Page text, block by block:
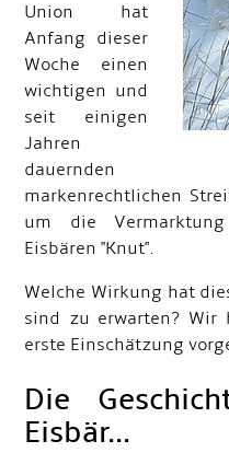
Union hat
Anfang dieser
Woche einen
wichtigen und
seit einigen
Jahren
dauernden
markenrechtlichen
um die
Eisbären "Knut".
Welche Wirkung hat
sind zu erwarten? Wir
erste Einschätzung
Die
Eisbär...